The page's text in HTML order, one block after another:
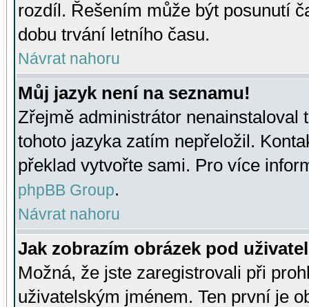
rozdíl. Řešením může být posunutí
dobu trvání letního času.
Návrat nahoru
Můj jazyk není na seznamu!
Zřejmě administrátor nenainstaloval
tohoto jazyka zatím nepřeložil.
překlad vytvořte sami. Pro více
phpBB Group.
Návrat nahoru
Jak zobrazím obrázek pod
Možná, že jste zaregistrovali při
uživatelským jménem. Ten první je